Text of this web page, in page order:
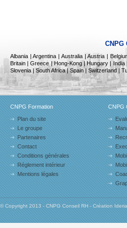
CNPG
Albania | Argentina | Australia | Austria |
Britain | Greece | Hong-Kong | Hungary | India
Slovenia | South Africa | Spain | Switzerland |
CNPG Formation
Plan du site
Le groupe
Partenaires
Contact
Conditions générales
Réglement intérieur
Mentions légales
CNPG
© Copyright 2013 - CNPG Conseil RH - Création Ideria